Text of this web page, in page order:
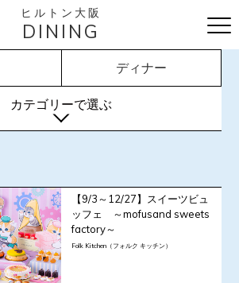
ヒルトン大阪
DINING
ディナー
カテゴリーで選ぶ
【9/3～12/27】スイーツビュ
ッフェ ～mofusand sweets
factory～
Folk Kitchen（フォルク キッチン）